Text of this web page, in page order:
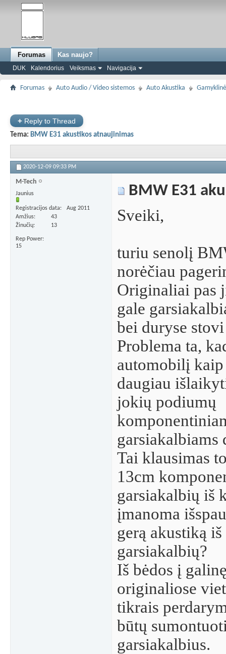
Forumas
DUK Kalendorius Veiksmas Navigacija
Kas naujo?
Forumas Auto Audio / Video sistemos Auto Akustika
+ Reply to Thread
Tema: BMW E31 akustikos atnaujinimas
2020-12-09 09:33 PM
M-Tech
Jaunius
Registracijos data
Aug 2011
Amžius
43
Žinučių
13
Rep Power
15
BMW E31
Sveiki,
turiu senolį
norėčiau
Originaliai pas
gale
bei duryse
Problema ta,
automobilį
daugiau
jokių podiumų
Tai klausimas
13cm
garsiakalbių iš
įmanoma
gerą akustiką
garsiakalbių?
Iš bėdos į
originaliose
tikrais
būtų
garsiakalbius.